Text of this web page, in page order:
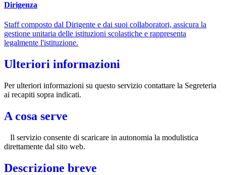
Dirigenza
Staff composto dal Dirigente e dai suoi collaboratori, assicura la
gestione unitaria delle istituzioni scolastiche e rappresenta
legalmente l'istituzione.
Ulteriori informazioni
Per ulteriori informazioni su questo servizio contattare la Segreteria
ai recapiti sopra indicati.
A cosa serve
Il servizio consente di scaricare in autonomia la modulistica
direttamente dal sito web.
Descrizione breve